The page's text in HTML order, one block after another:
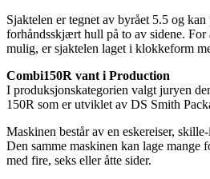
Sjaktelen er tegnet av byrået 5.5 og
forhåndsskjært hull på to av sidene. For
mulig, er sjaktelen laget i klokkeform
Combi150R vant i Production
I produksjonskategorien valgt juryen
150R som er utviklet av DS Smith
Maskinen består av en eskereiser,
Den samme maskinen kan lage mange
med fire, seks eller åtte sider.